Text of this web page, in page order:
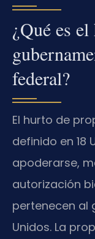
¿Qué es
federal?
El hurto de
definido en 18
apoderarse,
autorización
pertenecen al
Unidos. La